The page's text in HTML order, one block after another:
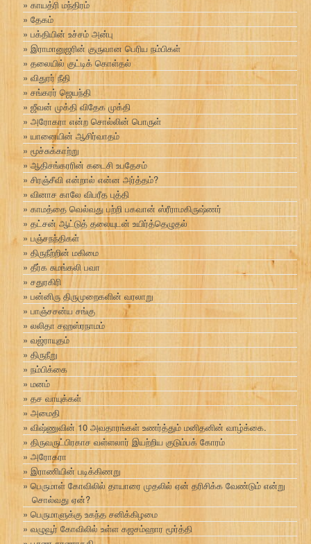
காயத்ரி மந்திரம்
தேகம்
பக்தியின் உச்சம் அன்பு
இராமானுஜரின் குருவான பெரிய நம்பிகள்
தலையில் குட்டிக் கொள்தல்
விதுரர் நீதி
சங்கரர் ஜெயந்தி
ஜீவன் முக்தி விதேக முக்தி
அரோகரா என்ற சொல்லின் பொருள்
யானையின் ஆசிர்வாதம்
மூச்சுக்காற்று
ஆதிசங்கரரின் கடைசி உபதேசம்
சிரஞ்சீவி என்றால் என்ன அர்த்தம்?
வினாச காலே விபரீத புத்தி
காமத்தை வெல்வது பற்றி பகவான் ஸ்ரீராமகிருஷ்ணர்
தட்சன் ஆட்டுத் தலையுடன் உயிர்த்தெழுதல்
பஞ்சநந்திகள்
திருநீற்றின் மகிமை
தீர்க சுமங்கலி பவா
சதுரகிரி
பன்னிரு திருமுறைகளின் வரலாறு
பாஞ்சசன்ய சங்கு
லலிதா சஹஸ்ரநாமம்
வஜ்ராயுதம்
திருநீறு
நம்பிக்கை
மனம்
தச வாயுக்கள்
அமைதி
விஷ்ணுவின் 10 அவதாரங்கள் உணர்த்தும் மனிதனின் வாழ்க்கை.
திருவருட்பிரகாச வள்ளலார் இயற்றிய குடும்பக் கோரம்
அரோகரா
இராணியின் படிக்கிணறு
பெருமாள் கோவிலில் தாயாரை முதலில் ஏன் தரிசிக்க வேண்டும் என்று
சொல்வது ஏன்?
பெருமாளுக்கு உகந்த சனிக்கிழமை
வழுவூர் கோவிலில் உள்ள கஜசம்ஹார மூர்த்தி